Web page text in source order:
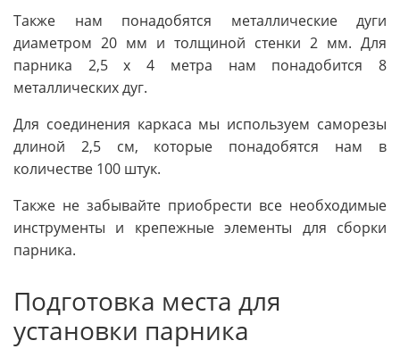
Также нам понадобятся металлические дуги
диаметром 20 мм и толщиной стенки 2 мм. Для
парника 2,5 х 4 метра нам понадобится 8
металлических дуг.
Для соединения каркаса мы используем саморезы
длиной 2,5 см, которые понадобятся нам в
количестве 100 штук.
Также не забывайте приобрести все необходимые
инструменты и крепежные элементы для сборки
парника.
Подготовка места для
установки парника